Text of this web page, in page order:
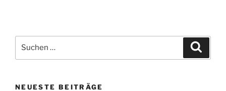
nach:
NEUESTE BEITRÄGE